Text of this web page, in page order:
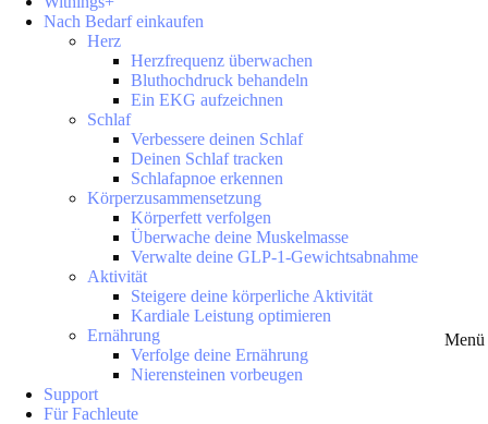
Menü
Nach Bedarf einkaufen
Herz
Herzfrequenz überwachen
Bluthochdruck behandeln
Ein EKG aufzeichnen
Schlaf
Verbessere deinen Schlaf
Deinen Schlaf tracken
Schlafapnoe erkennen
Körperzusammensetzung
Körperfett verfolgen
Überwache deine Muskelmasse
Verwalte deine GLP-1-Gewichtsabnahme
Aktivität
Steigere deine körperliche Aktivität
Kardiale Leistung optimieren
Ernährung
Verfolge deine Ernährung
Nierensteinen vorbeugen
Support
Für Fachleute